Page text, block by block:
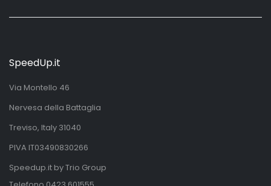
SpeedUp.it
Via Montello 46
Nervesa della Battaglia
Treviso, Italy 31040
PIVA IT03490830266
Speedup.it by Trio Group